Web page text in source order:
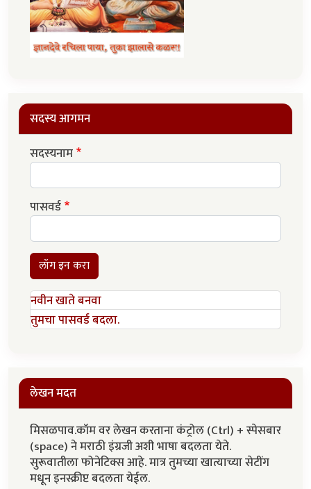
सदस्य आगमन
सदस्यनाम
पासवर्ड
लॉग इन करा
नवीन खाते बनवा
तुमचा पासवर्ड बदला.
लेखन मदत
मिसळपाव.कॉम वर लेखन करताना कंट्रोल (Ctrl) + स्पेसबार
(space) ने मराठी इंग्रजी अशी भाषा बदलता येते.
सुरूवातीला फोनेटिक्स आहे. मात्र तुमच्या खात्याच्या सेटींग
मधून इनस्क्रीप्ट बदलता येईल.